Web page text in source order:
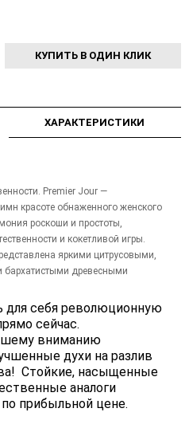
КУПИТЬ В ОДИН КЛИК
ХАРАКТЕРИСТИКИ
Premier Jour —
красоте обнаженного женского
роскоши и простоты,
и кокетливой игры.
яркими цитрусовыми,
древесными
себя революционную
сейчас.
вниманию
духи на разлив
Стойкие, насыщенные
аналоги
прибыльной цене.